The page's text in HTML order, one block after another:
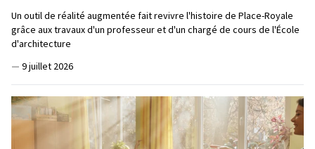
Un outil de réalité augmentée fait revivre l'histoire de Place-Royale
grâce aux travaux d'un professeur et d'un chargé de cours de l'École
d'architecture
— 9 juillet 2026